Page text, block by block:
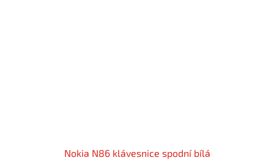
Nokia N86 klávesnice spodní bílá